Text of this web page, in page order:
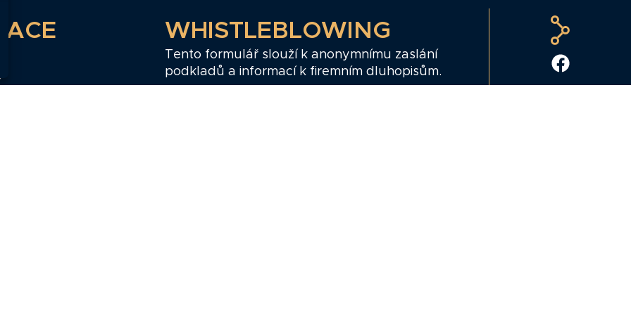
WHISTLEBLOWING
Tento formulář slouží k anonymnímu zaslání
podkladů a informací k firemním dluhopisům.